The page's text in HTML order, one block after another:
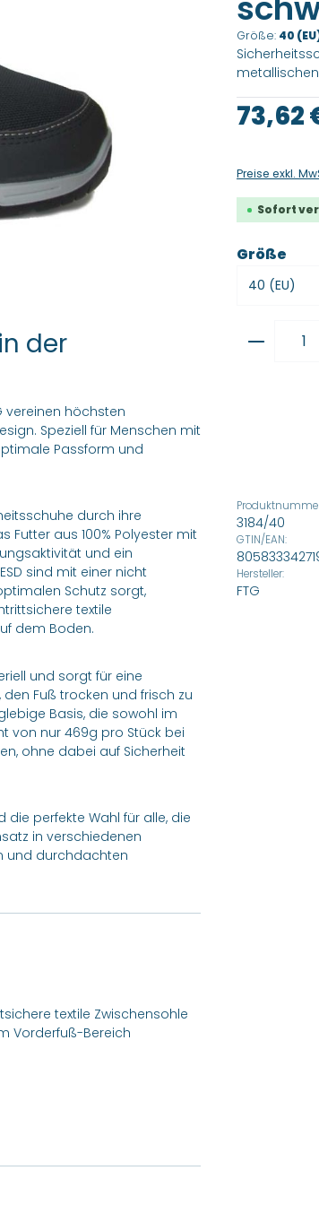
Größe: 40
metallischen
Regulärer
73,62
Preise exkl.
Sofort
Größe
3184/40
GTIN/EAN:
Hersteller:
FTG
der
vereinen höchsten
Speziell für Menschen mit
Passform und
durch ihre
aus 100% Polyester mit
und ein
sind mit einer nicht
Schutz sorgt,
textile
dem Boden.
und sorgt für eine
Fuß trocken und frisch zu
Basis, die sowohl im
von nur 469g pro Stück bei
ohne dabei auf Sicherheit
die perfekte Wahl für alle, die
in verschiedenen
und durchdachten
textile Zwischensohle
Vorderfuß-Bereich